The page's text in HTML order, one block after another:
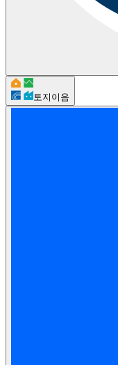
토지이음